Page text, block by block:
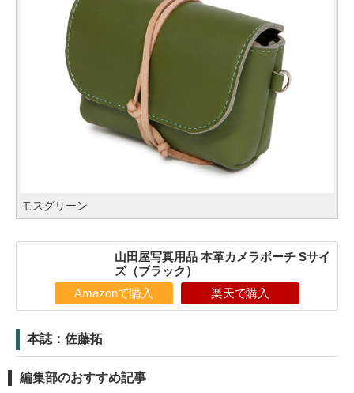
モスグリーン
山田屋写真用品 本革カメラポーチ Sサイ
ズ（ブラック）
Amazonで購入 楽天で購入
本誌：佐藤拓
編集部のおすすめ記事